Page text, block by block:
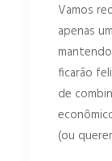
Vamos
apenas
ficarão
de
(ou